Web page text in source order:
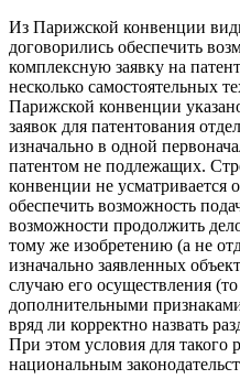
Из Парижской конвенции
договорились обеспечить
комплексную заявку на
несколько самостоятельных
Парижской конвенции
заявок для патентования
изначально в одной
патентом не подлежащих.
конвенции не усматривается
обеспечить возможность
возможности продолжить
тому же изобретению (а не
изначально заявленных
случаю его осуществления
дополнительными
вряд ли корректно назвать
При этом условия для такого
национальным